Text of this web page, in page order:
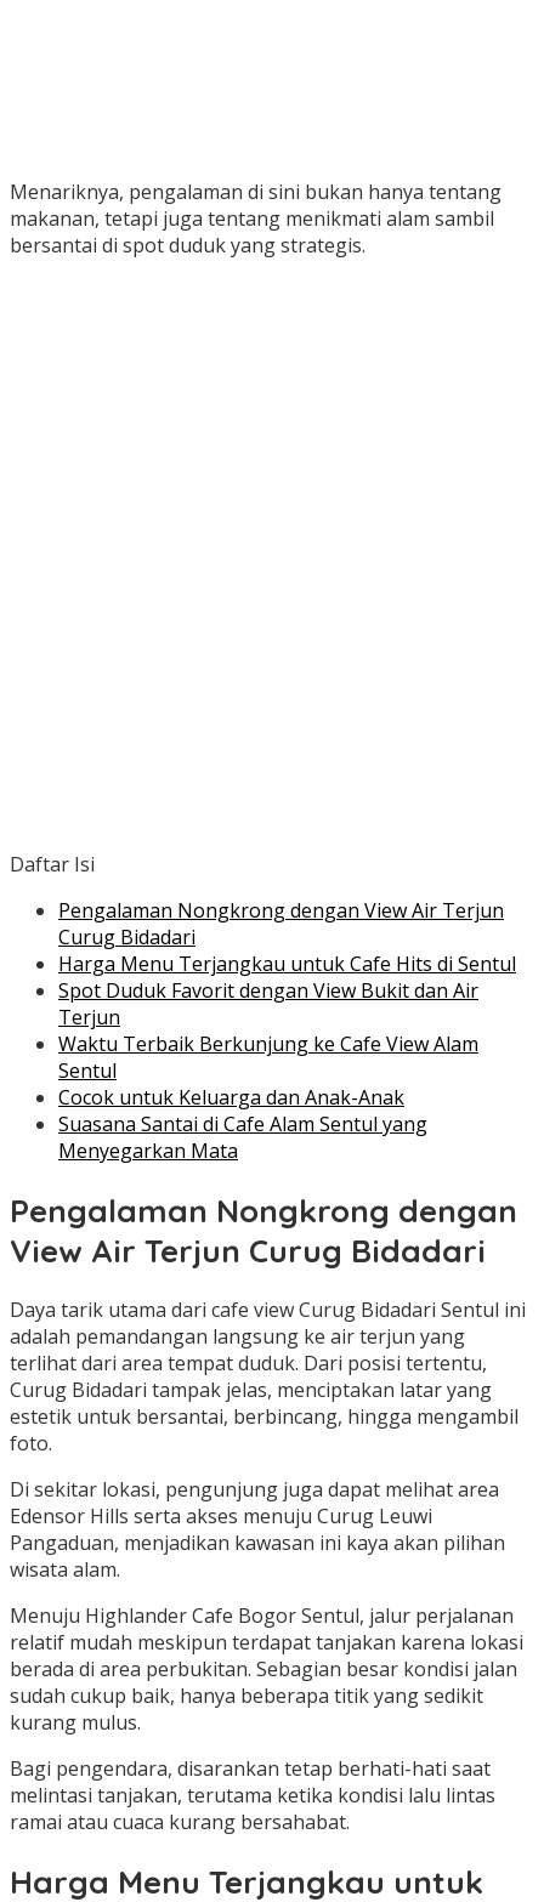
Menariknya, pengalaman di sini bukan hanya tentang
makanan, tetapi juga tentang menikmati alam sambil
bersantai di spot duduk yang strategis.
Daftar Isi
Pengalaman Nongkrong dengan View Air Terjun
Curug Bidadari
Harga Menu Terjangkau untuk Cafe Hits di Sentul
Spot Duduk Favorit dengan View Bukit dan Air
Terjun
Waktu Terbaik Berkunjung ke Cafe View Alam
Sentul
Cocok untuk Keluarga dan Anak-Anak
Suasana Santai di Cafe Alam Sentul yang
Menyegarkan Mata
Pengalaman Nongkrong dengan
View Air Terjun Curug Bidadari
Daya tarik utama dari cafe view Curug Bidadari Sentul ini
adalah pemandangan langsung ke air terjun yang
terlihat dari area tempat duduk. Dari posisi tertentu,
Curug Bidadari tampak jelas, menciptakan latar yang
estetik untuk bersantai, berbincang, hingga mengambil
foto.
Di sekitar lokasi, pengunjung juga dapat melihat area
Edensor Hills serta akses menuju Curug Leuwi
Pangaduan, menjadikan kawasan ini kaya akan pilihan
wisata alam.
Menuju Highlander Cafe Bogor Sentul, jalur perjalanan
relatif mudah meskipun terdapat tanjakan karena lokasi
berada di area perbukitan. Sebagian besar kondisi jalan
sudah cukup baik, hanya beberapa titik yang sedikit
kurang mulus.
Bagi pengendara, disarankan tetap berhati-hati saat
melintasi tanjakan, terutama ketika kondisi lalu lintas
ramai atau cuaca kurang bersahabat.
Harga Menu Terjangkau untuk